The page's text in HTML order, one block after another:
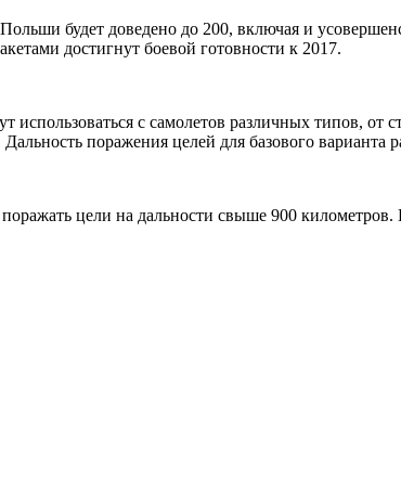
будет доведено до 200, включая и
достигнут боевой готовности к 2017.
с самолетов различных типов, от
поражения целей для базового варианта
цели на дальности свыше 900